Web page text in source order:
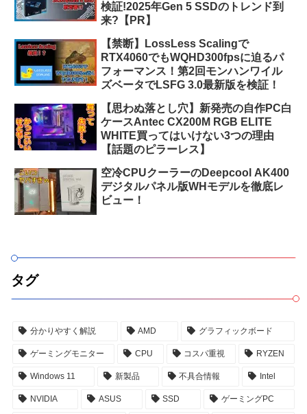
検証!2025年Gen 5 SSDのトレンド到
来?【PR】
【禁断】LossLess Scalingで
RTX4060でもWQHD300fpsに迫るパ
フォーマンス！第2回モンハンワイル
ズベータでLSFG 3.0最新版を検証！
【思わぬ落とし穴】新発売の自作PC白
ケースAntec CX200M RGB ELITE
WHITE買ってはいけない3つの理由
【話題のピラーレス】
空冷CPUクーラーのDeepcool AK400
デジタルパネル版WHモデルを徹底レ
ビュー！
タグ
分かりやすく解説 AMD グラフィックボード
ゲーミングモニター CPU コスパ重視 RYZEN
Windows 11 新製品 不具合情報 Intel
NVIDIA ASUS SSD ゲーミングPC